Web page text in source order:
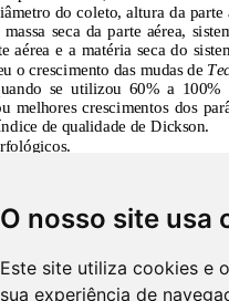
O nosso site usa
Este site utiliza cookies e
sua experiência de